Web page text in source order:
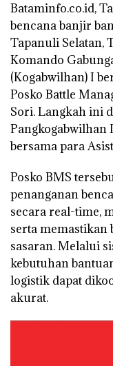
Bataminfo.co.id,
bencana banjir
Tapanuli Selatan,
Komando
(Kogabwilhan) I
Posko Battle
Sori. Langkah ini
Pangkogabwilhan
bersama para
Posko BMS
penanganan
secara real-time,
serta
sasaran. Melalui
kebutuhan
logistik dapat
akurat.